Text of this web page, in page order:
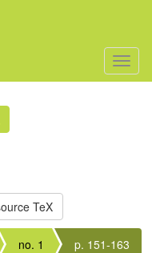
no. 1 p. 151-163